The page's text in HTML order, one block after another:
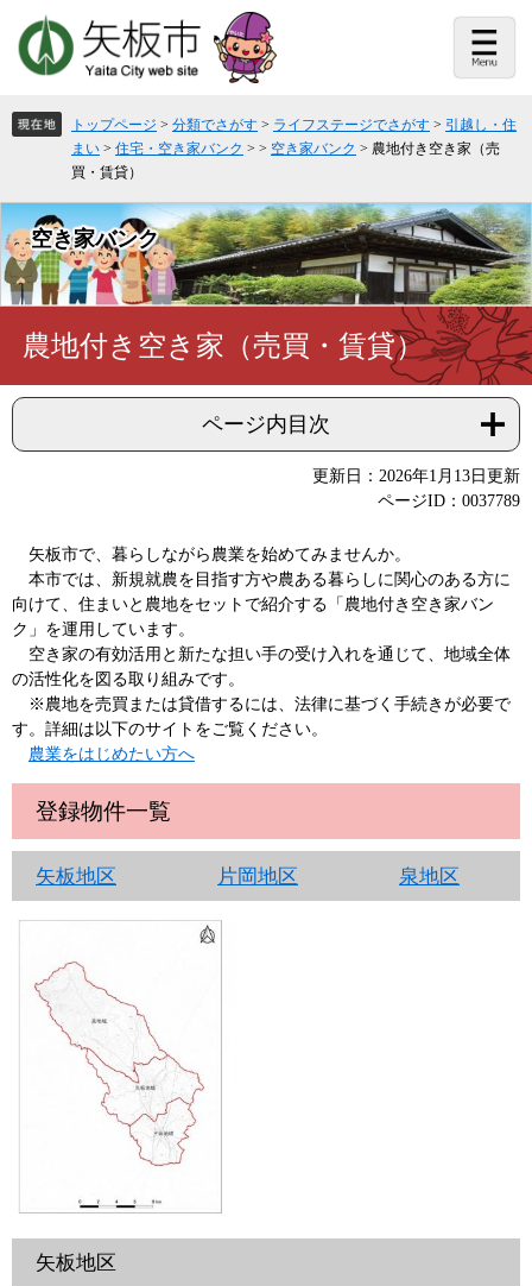
頭
で
飛
ば
本
文
へ
トップページ > 分類でさがす > ライフステージでさがす > 引越し・住
まい > 住宅・空き家バンク > > 空き家バンク > 農地付き空き家（売
買・賃貸）
空き家バンク
農地付き空き家（売買・賃貸）
ページ内目次
更新日：2026年1月13日更新
ページID：0037789
矢板市で、暮らしながら農業を始めてみませんか。
本市では、新規就農を目指す方や農ある暮らしに関心のある方に
向けて、住まいと農地をセットで紹介する「農地付き空き家バン
ク」を運用しています。
空き家の有効活用と新たな担い手の受け入れを通じて、地域全体
の活性化を図る取り組みです。
​ ※農地を売買または貸借するには、法律に基づく手続きが必要で
す。詳細は以下のサイトをご覧ください。
農業をはじめたい方へ
登録物件一覧
矢板地区 片岡地区 泉地区
矢板地区